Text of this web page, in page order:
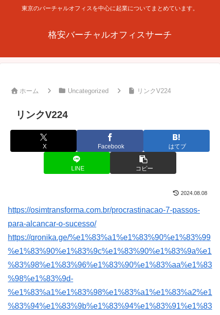
東京のバーチャルオフィスを中心に起業についてまとめています。
格安バーチャルオフィスサーチ
ホーム Uncategorized リンクV224
リンクV224
X Facebook はてブ
LINE コピー
2024.08.08
https://osimtransforma.com.br/procrastinacao-7-passos-
para-alcancar-o-sucesso/
https://qronika.ge/%e1%83%a1%e1%83%90%e1%83%99
%e1%83%90%e1%83%9c%e1%83%90%e1%83%9a%e1
%83%98%e1%83%96%e1%83%90%e1%83%aa%e1%83
%98%e1%83%9d-
%e1%83%a1%e1%83%98%e1%83%a1%e1%83%a2%e1
%83%94%e1%83%9b%e1%83%94%e1%83%91%e1%83